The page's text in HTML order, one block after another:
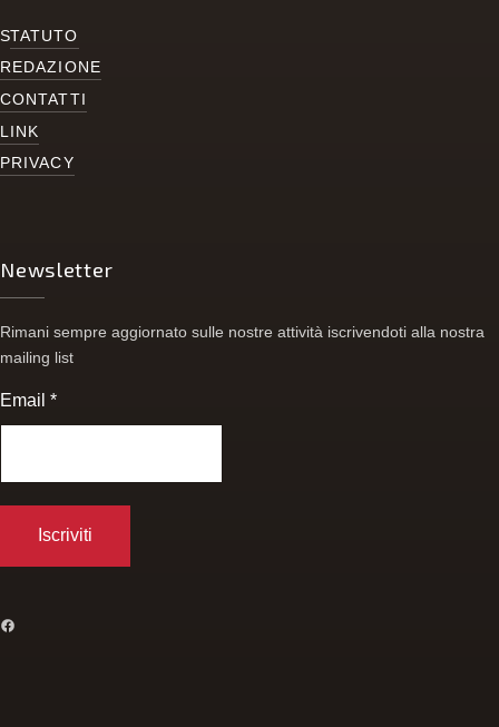
STATUTO
REDAZIONE
CONTATTI
LINK
PRIVACY
Newsletter
Rimani sempre aggiornato sulle nostre attività iscrivendoti alla nostra
mailing list
Email*